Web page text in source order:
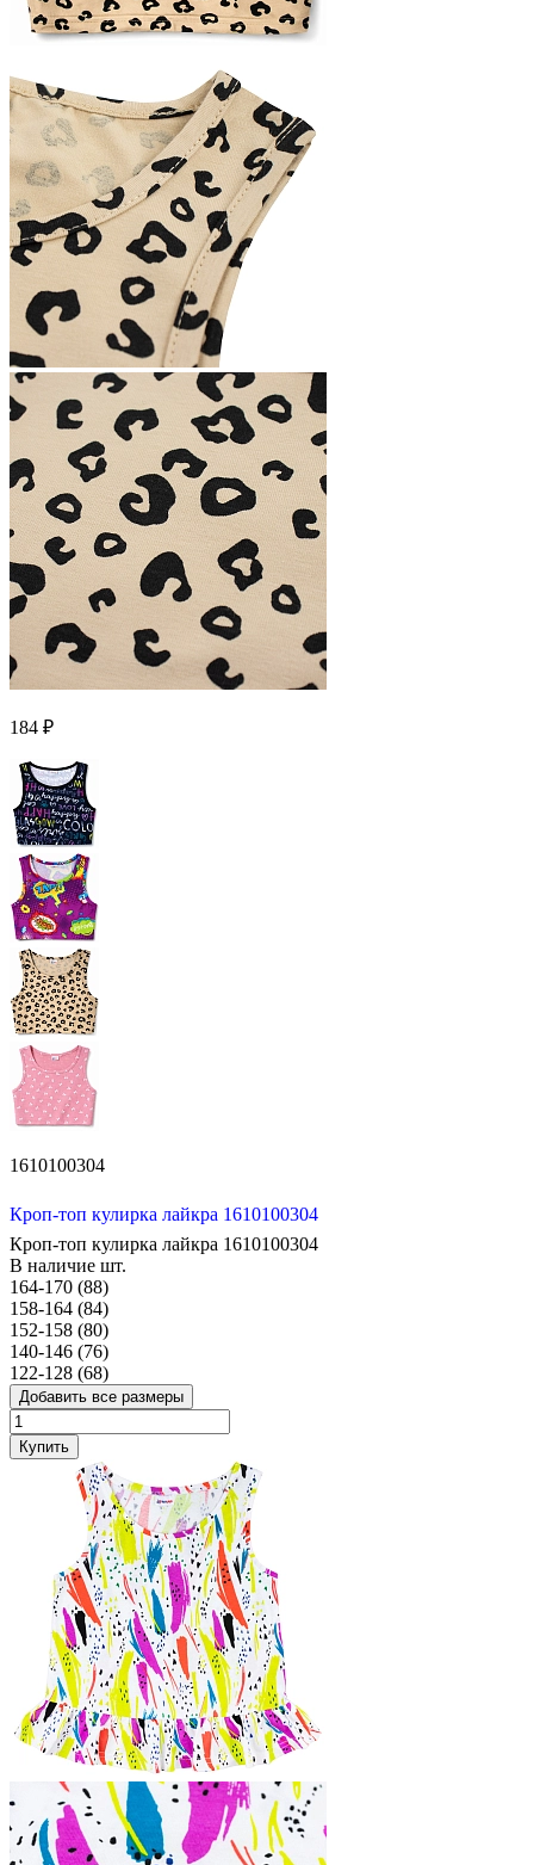
184 ₽
1610100304
Кроп-топ кулирка лайкра 1610100304
Кроп-топ кулирка лайкра 1610100304
В наличие шт.
164-170 (88)
158-164 (84)
152-158 (80)
140-146 (76)
122-128 (68)
Добавить все размеры
Купить